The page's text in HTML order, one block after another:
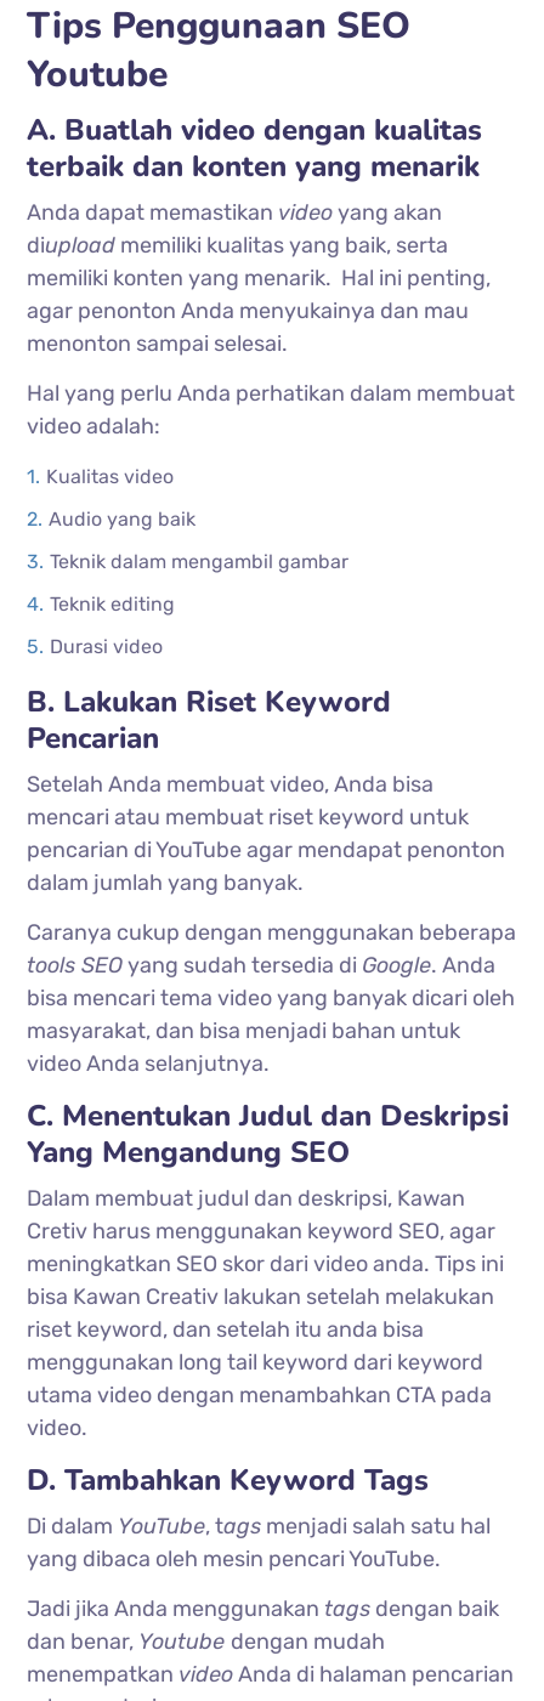
Tips Penggunaan SEO
Youtube
A. Buatlah video dengan kualitas
terbaik dan konten yang menarik
Anda dapat memastikan videoyang akan
diupload memiliki kualitas yang baik, serta
memiliki konten yang menarik. Hal ini penting,
agar penonton Anda menyukainya dan mau
menonton sampai selesai.
Hal yang perlu Anda perhatikan dalam membuat
video adalah:
Kualitas video
Audio yang baik
Teknik dalam mengambil gambar
Teknik editing
Durasi video
B. Lakukan Riset Keyword
Pencarian
Setelah Anda membuat video, Anda bisa
mencari atau membuat riset keyword untuk
pencarian di YouTube agar mendapat penonton
dalam jumlah yang banyak.
Caranya cukup dengan menggunakan beberapa
tools SEOyang sudah tersedia di Google. Anda
bisa mencari tema video yang banyak dicari oleh
masyarakat, dan bisa menjadi bahan untuk
video Anda selanjutnya.
C. Menentukan Judul dan Deskripsi
Yang Mengandung SEO
Dalam membuat judul dan deskripsi, Kawan
Cretiv harus menggunakan keyword SEO, agar
meningkatkan SEO skor dari video anda. Tips ini
bisa Kawan Creativ lakukan setelah melakukan
riset keyword, dan setelah itu anda bisa
menggunakan long tail keyword dari keyword
utama video dengan menambahkan CTA pada
video.
D. Tambahkan Keyword Tags
Di dalam YouTube, tags menjadi salah satu hal
yang dibaca oleh mesin pencari YouTube.
Jadi jika Anda menggunakan tags dengan baik
dan benar, Youtube dengan mudah
menempatkan videoAnda di halaman pencarian